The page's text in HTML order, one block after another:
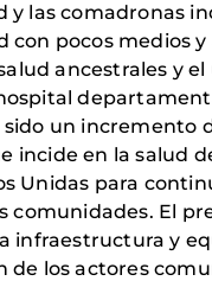
las comadronas
pocos medios
ancestrales y
un
en la salud
Unidas para
comunidades. El
y
los actores